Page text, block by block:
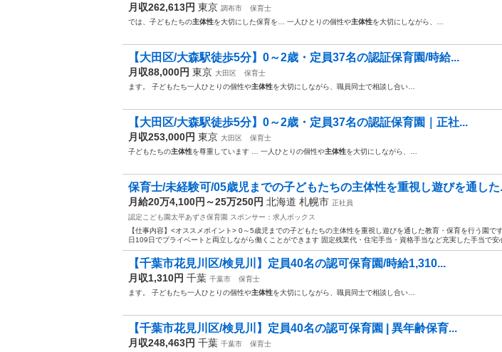
月収262,613円 東京 調布市
保育士
では、子どもたちの主体性を大切にした保育を… 一人ひとりの個性や主体性を大切にしながら、…
【大田区/大森駅徒歩5分】0～2歳・定員37名の認証保育園/時給...
月収88,000円 東京 大田区
保育士
ます。 子どもたち一人ひとりの個性や主体性を大切にしながら、職員同士で相談し合い…
【大田区/大森駅徒歩5分】0～2歳・定員37名の認証保育園｜正社...
月収253,000円 東京 大田区
保育士
子どもたちの主体性を尊重しています … 一人ひとりの個性や主体性を大切にしながら、…
保育士/未経験可/05歳児までの子どもたちの主体性を重視し遊びを通した
月給20万4,100円～25万250円 北海道 札幌市 正社員
認定こども園太平あずさ保育園 スポンサー：求人ボックス
【仕事内容】<オススメポイント> 0～5歳児までの子どもたちの主体性を重視し遊びを通した教育・保育を行う園で
日109日でプライベートと両立しながら働くことができます 固定残業代・住宅手当・資格手当など充実した手当で安
【千葉市花見川区/検見川】定員40名の認可保育園/時給1,310...
月収1,310円 千葉 千葉市
保育士
ます。 子どもたち一人ひとりの個性や主体性を大切にしながら、職員同士で相談し合い…
【千葉市花見川区/検見川】定員40名の認可保育園 | 異年齢保育...
月収248,463円 千葉 千葉市
保育士